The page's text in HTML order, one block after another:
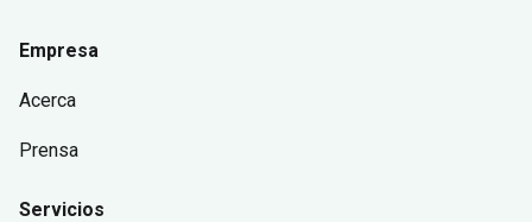
Empresa
Acerca
Prensa
Servicios